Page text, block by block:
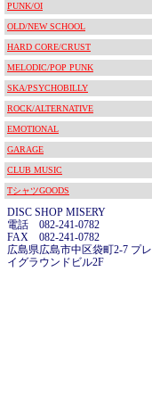
PUNK/OI
OLD/NEW SCHOOL
HARD CORE/CRUST
MELODIC/POP PUNK
SKA/PSYCHOBILLY
ROCK/ALTERNATIVE
EMOTIONAL
GARAGE
CLUB MUSIC
TシャツGOODS
DISC SHOP MISERY
電話 082-241-0782
FAX 082-241-0782
広島県広島市中区袋町2-7 プレ
イグラウンドビル2F